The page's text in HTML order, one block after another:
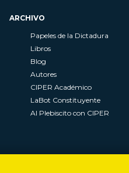
ARCHIVO
Papeles de la Dictadura
Libros
Blog
Autores
CIPER Académico
LaBot Constituyente
Al Plebiscito con CIPER